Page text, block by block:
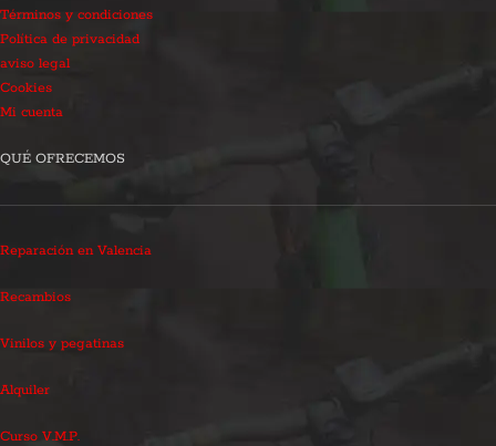
Términos y condiciones
Política de privacidad
aviso legal
Cookies
Mi cuenta
QUÉ OFRECEMOS
Reparación en Valencia
Recambios
Vinilos y pegatinas
Alquiler
Curso V.M.P.